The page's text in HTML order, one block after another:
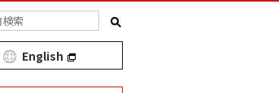
English